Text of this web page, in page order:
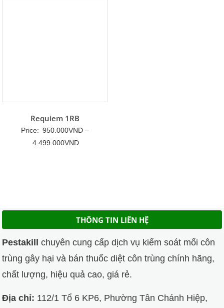
Requiem 1RB
Price: 950.000VND –
4.499.000VNDKhoảng
THÔNG TIN LIÊN HỆ
Pestakill
chuyên cung cấp dịch vụ kiểm soát mối côn
trùng gây hại và bán thuốc diệt côn trùng chính hãng,
chất lượng, hiệu quả cao, giá rẻ.
Địa chỉ: 112/1 Tổ 6 KP6, Phường Tân Chánh Hiệp,